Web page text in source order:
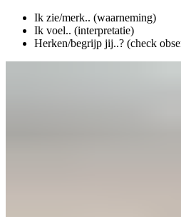
Ik zie/merk.. (waarneming)
Ik voel.. (interpretatie)
Herken/begrijp jij..? (check